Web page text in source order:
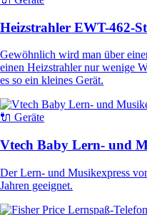
Heizstrahler EWT-462-
Gewöhnlich wird man über
einen Heizstrahler nur wenige
es so ein kleines Gerät.
🔌 Geräte
Vtech Baby Lern- und
Der Lern- und Musikexpress
Jahren geeignet.